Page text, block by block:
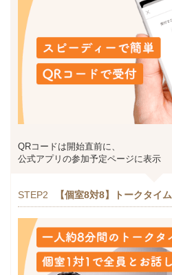
QRコードは開始直前に、
公式アプリの参加予定ページに表示
STEP2 【個室8対8】トークタイム